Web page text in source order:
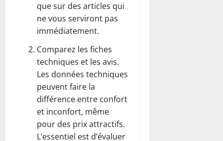
que sur des articles qui
ne vous serviront pas
immédiatement.
Comparez les fiches
techniques et les avis.
Les données techniques
peuvent faire la
différence entre confort
et inconfort, même
pour des prix attractifs.
L’essentiel est d’évaluer